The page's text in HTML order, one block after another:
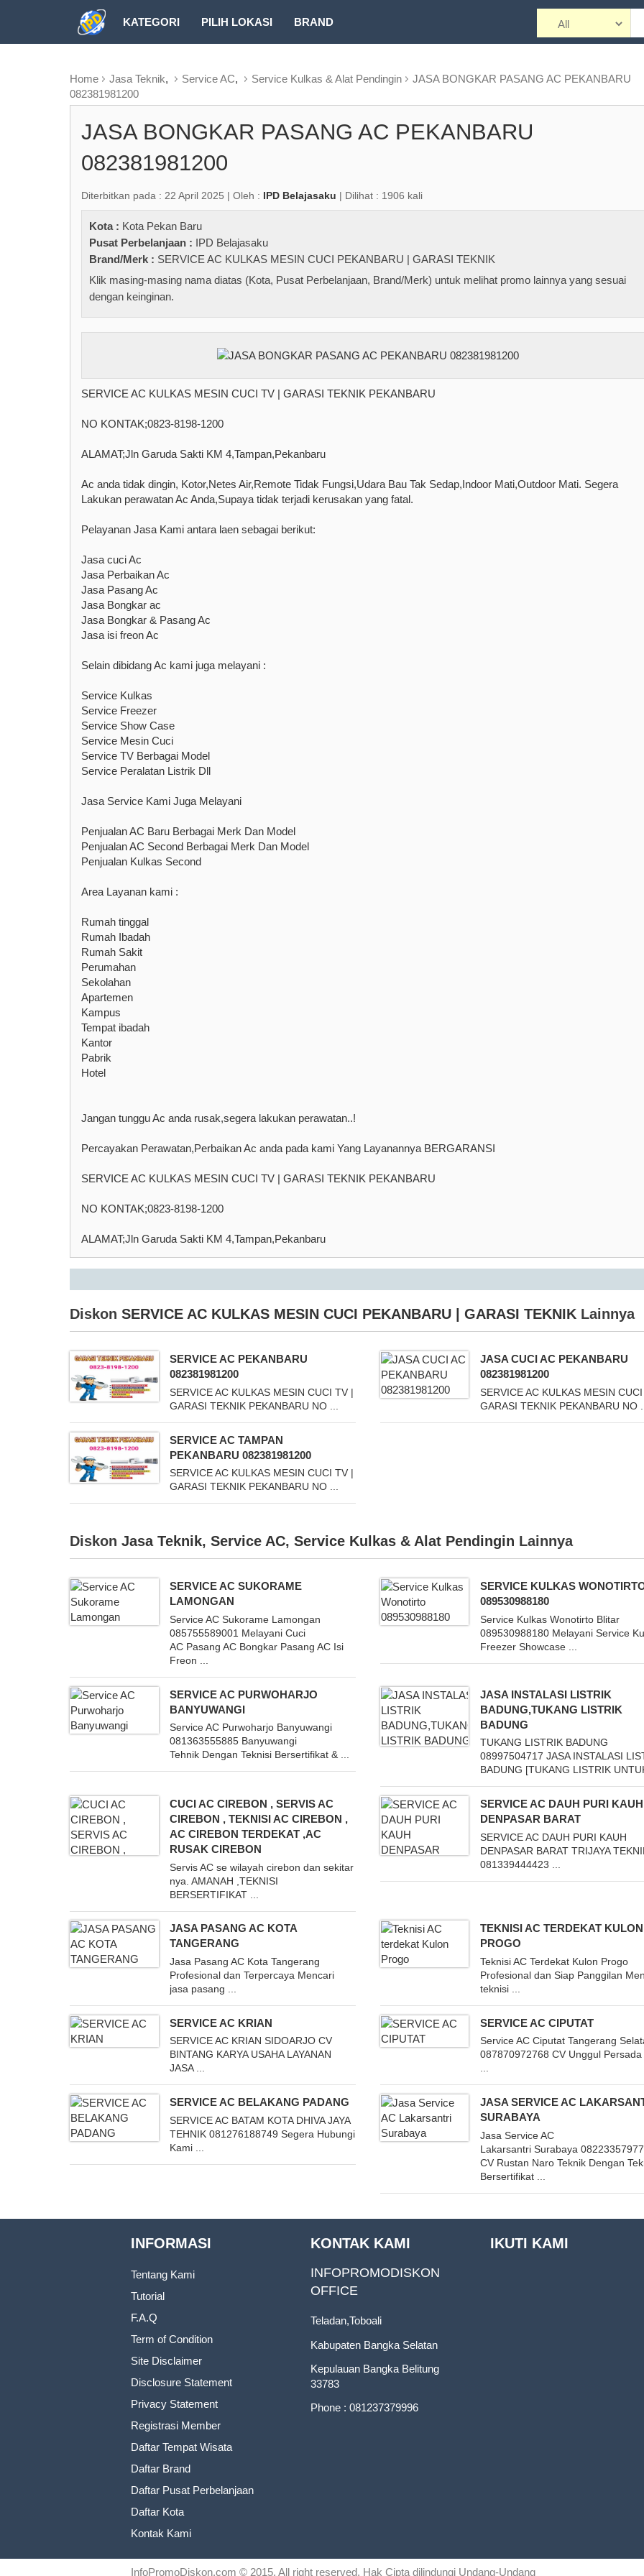
KATEGORI PILIH LOKASI BRAND
Home
Jasa Teknik, Service AC, Service Kulkas & Alat Pendingin
JASA BONGKAR PASANG AC PEKANBARU
082381981200
JASA BONGKAR PASANG AC PEKANBARU
082381981200
Diterbitkan pada : 22 April 2025 | Oleh : IPD Belajasaku | Dilihat : 1906 kali
Kota : Kota Pekan Baru
Pusat Perbelanjaan : IPD Belajasaku
Brand/Merk : SERVICE AC KULKAS MESIN CUCI PEKANBARU | GARASI TEKNIK
Klik masing-masing nama diatas (Kota, Pusat Perbelanjaan, Brand/Merk) untuk melihat promo lainnya yang sesuai
dengan keinginan.
SERVICE AC KULKAS MESIN CUCI TV | GARASI TEKNIK PEKANBARU
NO KONTAK;0823-8198-1200
ALAMAT;Jln Garuda Sakti KM 4,Tampan,Pekanbaru
Ac anda tidak dingin, Kotor,Netes Air,Remote Tidak Fungsi,Udara Bau Tak Sedap,Indoor Mati,Outdoor Mati. Segera
Lakukan perawatan Ac Anda,Supaya tidak terjadi kerusakan yang fatal.
Pelayanan Jasa Kami antara laen sebagai berikut:
Jasa cuci Ac
Jasa Perbaikan Ac
Jasa Pasang Ac
Jasa Bongkar ac
Jasa Bongkar & Pasang Ac
Jasa isi freon Ac
Selain dibidang Ac kami juga melayani :
Service Kulkas
Service Freezer
Service Show Case
Service Mesin Cuci
Service TV Berbagai Model
Service Peralatan Listrik Dll
Jasa Service Kami Juga Melayani
Penjualan AC Baru Berbagai Merk Dan Model
Penjualan AC Second Berbagai Merk Dan Model
Penjualan Kulkas Second
Area Layanan kami :
Rumah tinggal
Rumah Ibadah
Rumah Sakit
Perumahan
Sekolahan
Apartemen
Kampus
Tempat ibadah
Kantor
Pabrik
Hotel
Jangan tunggu Ac anda rusak,segera lakukan perawatan..!
Percayakan Perawatan,Perbaikan Ac anda pada kami Yang Layanannya BERGARANSI
SERVICE AC KULKAS MESIN CUCI TV | GARASI TEKNIK PEKANBARU
NO KONTAK;0823-8198-1200
ALAMAT;Jln Garuda Sakti KM 4,Tampan,Pekanbaru
Diskon SERVICE AC KULKAS MESIN CUCI PEKANBARU | GARASI TEKNIK Lainnya
SERVICE AC PEKANBARU
082381981200
SERVICE AC KULKAS MESIN CUCI TV |
GARASI TEKNIK PEKANBARU NO ...
JASA CUCI AC PEKANBARU
082381981200
SERVICE AC KULKAS MESIN
GARASI TEKNIK PEKANBARU NO ...
SERVICE AC TAMPAN
PEKANBARU 082381981200
SERVICE AC KULKAS MESIN CUCI TV |
GARASI TEKNIK PEKANBARU NO ...
Diskon Jasa Teknik, Service AC, Service Kulkas & Alat Pendingin Lainnya
SERVICE AC SUKORAME
LAMONGAN
Service AC Sukorame Lamongan
085755589001 Melayani Cuci
AC Pasang AC Bongkar Pasang AC Isi
Freon ...
SERVICE KULKAS
089530988180
Service Kulkas Wonotirto Blitar
089530988180 Melayani Service
Freezer Showcase ...
SERVICE AC PURWOHARJO
BANYUWANGI
Service AC Purwoharjo Banyuwangi
081363555885 Banyuwangi
Tehnik Dengan Teknisi Bersertifikat & ...
JASA INSTALASI LISTRIK
BADUNG,TUKANG LISTRIK
BADUNG
TUKANG LISTRIK BADUNG
08997504717 JASA INSTALASI
BADUNG [TUKANG LISTRIK
CUCI AC CIREBON , SERVIS AC
CIREBON , TEKNISI AC CIREBON ,
AC CIREBON TERDEKAT ,AC
RUSAK CIREBON
Servis AC se wilayah cirebon dan sekitar
nya. AMANAH ,TEKNISI
BERSERTIFIKAT ...
SERVICE AC DAUH PURI KAUH
DENPASAR BARAT
SERVICE AC DAUH PURI KAUH
DENPASAR BARAT TRIJAYA
081339444423 ...
JASA PASANG AC KOTA
TANGERANG
Jasa Pasang AC Kota Tangerang
Profesional dan Terpercaya Mencari
jasa pasang ...
TEKNISI AC TERDEKAT KULON
PROGO
Teknisi AC Terdekat Kulon Progo
Profesional dan Siap Panggilan
teknisi ...
SERVICE AC KRIAN
SERVICE AC KRIAN SIDOARJO CV
BINTANG KARYA USAHA LAYANAN
JASA ...
SERVICE AC CIPUTAT
Service AC Ciputat Tangerang
087870972768 CV Unggul Persada
...
SERVICE AC BELAKANG PADANG
SERVICE AC BATAM KOTA DHIVA JAYA
TEHNIK 081276188749 Segera Hubungi
Kami ...
JASA SERVICE AC
SURABAYA
Jasa Service AC
Lakarsantri Surabaya
CV Rustan Naro Teknik Dengan
Bersertifikat ...
INFORMASI
Tentang Kami
Tutorial
F.A.Q
Term of Condition
Site Disclaimer
Disclosure Statement
Privacy Statement
Registrasi Member
Daftar Tempat Wisata
Daftar Brand
Daftar Pusat Perbelanjaan
Daftar Kota
Kontak Kami
KONTAK KAMI
INFOPROMODISKON
OFFICE
Teladan,Toboali
Kabupaten Bangka Selatan
Kepulauan Bangka Belitung
33783
Phone : 081237379996
IKUTI KAMI
InfoPromoDiskon.com © 2015. All right reserved. Hak Cipta dilindungi Undang-Undang